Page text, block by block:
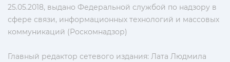
25.05.2018, выдано Федеральной службой по надзору в
сфере связи, информационных технологий и массовых
коммуникаций (Роскомнадзор)
Главный редактор сетевого издания: Лата Людмила